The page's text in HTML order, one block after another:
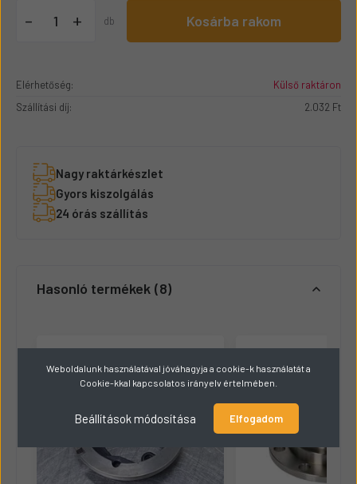
- + db Kosárba rakom
Elérhetőség:
Külső raktáron
Szállítási díj:
2.032 Ft
Nagy raktárkészlet
Gyors kiszolgálás
24 órás szállítás
Hasonló termékek 8
Weboldalunk használatával jóváhagyja a cookie-k használatát a
Cookie-kkal kapcsolatos irányelv értelmében.
Beállítások módosítása Elfogadom